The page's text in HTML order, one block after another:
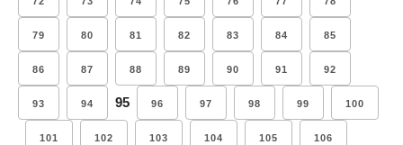
79 80 81 82 83 84 85
86 87 88 89 90 91 92
93 94 95 96 97 98 99 100
101 102 103 104 105 106